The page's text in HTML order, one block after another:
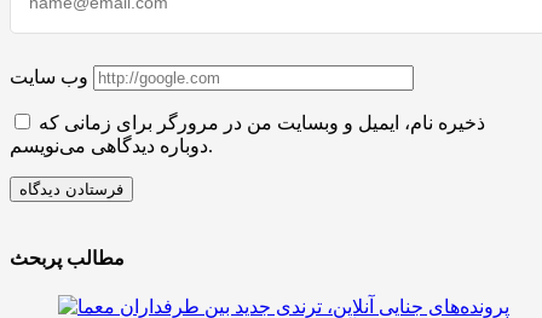
وب سایت
ذخیره نام، ایمیل و وبسایت من در مرورگر برای زمانی که
دوباره دیدگاهی می‌نویسم.
مطالب پربحث